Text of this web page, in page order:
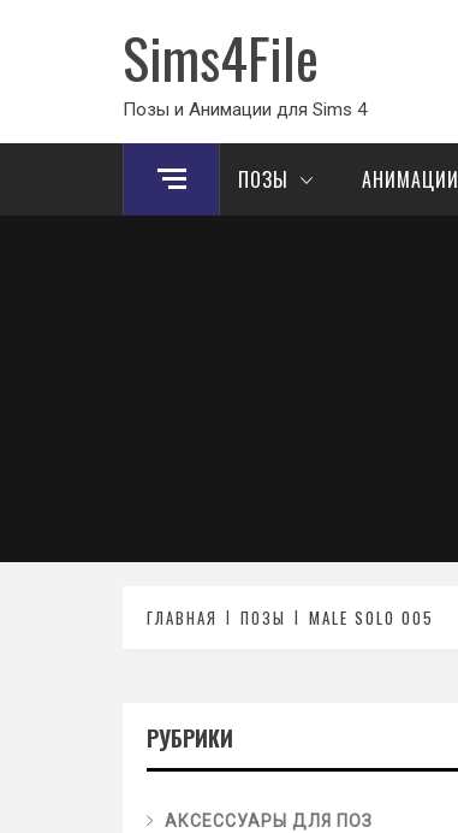
Sims4File
Позы и Анимации для Sims 4
ПОЗЫ АНИМАЦИИ
ГЛАВНАЯ ПОЗЫ MALE SOLO 005
РУБРИКИ
АКСЕССУАРЫ ДЛЯ ПОЗ